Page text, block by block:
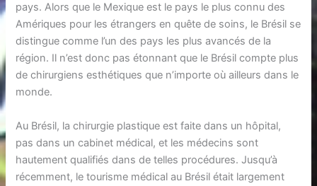
pays. Alors que le Mexique est le pays le plus connu des
Amériques pour les étrangers en quête de soins, le Brésil se
distingue comme l’un des pays les plus avancés de la
région. Il n’est donc pas étonnant que le Brésil compte plus
de chirurgiens esthétiques que n’importe où ailleurs dans le
monde.
Au Brésil, la chirurgie plastique est faite dans un hôpital,
pas dans un cabinet médical, et les médecins sont
hautement qualifiés dans de telles procédures. Jusqu’à
récemment, le tourisme médical au Brésil était largement